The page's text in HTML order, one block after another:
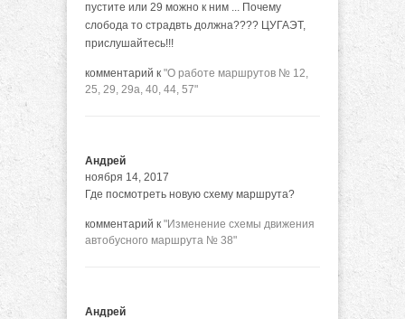
пустите или 29 можно к ним ... Почему
слобода то страдвть должна???? ЦУГАЭТ,
прислушайтесь!!!
комментарий к "О работе маршрутов № 12,
25, 29, 29а, 40, 44, 57"
Андрей
ноября 14, 2017
Где посмотреть новую схему маршрута?
комментарий к "Изменение схемы движения
автобусного маршрута № 38"
Андрей